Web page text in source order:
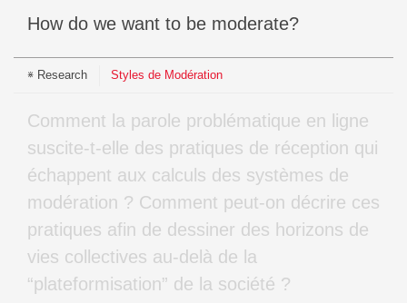
How do we want to be moderate?
Research Styles de Modération
Comment la parole problématique en ligne
suscite-t-elle des pratiques de réception qui
échappent aux calculs des systèmes de
modération ? Comment peut-on décrire ces
pratiques afin de dessiner des horizons de
vies collectives au-delà de la
“plateformisation” de la société ?